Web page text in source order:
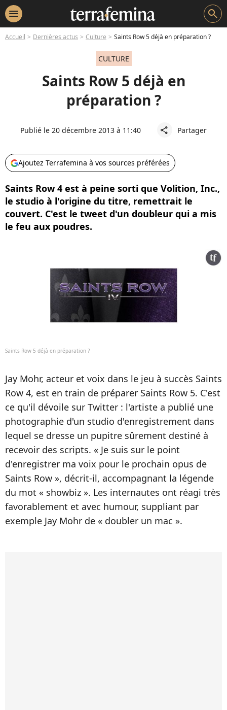
menu search
Accueil Dernières actus Culture Saints Row 5 déjà en préparation ?
CULTURE
Saints Row 5 déjà en
préparation ?
Publié le 20 décembre 2013 à 11:40 share Partager
Ajoutez Terrafemina à vos sources préférées
Saints Row 4 est à peine sorti que Volition, Inc.,
le studio à l'origine du titre, remettrait le
couvert. C'est le tweet d'un doubleur qui a mis
le feu aux poudres.
Saints Row 5 déjà en préparation ?
Jay Mohr, acteur et voix dans le jeu à succès Saints
Row 4, est en train de préparer Saints Row 5. C'est
ce qu'il dévoile sur Twitter : l'artiste a publié une
photographie d'un studio d'enregistrement dans
lequel se dresse un pupitre sûrement destiné à
recevoir des scripts. « Je suis sur le point
d'enregistrer ma voix pour le prochain opus de
Saints Row », décrit-il, accompagnant la légende
du mot « showbiz ». Les internautes ont réagi très
favorablement et avec humour, suppliant par
exemple Jay Mohr de « doubler un mac ».